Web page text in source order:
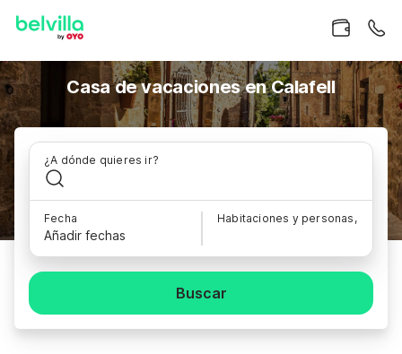
Casa de vacaciones en Calafell
¿A dónde quieres ir?
Fecha
Añadir fechas
Habitaciones y personas,
Buscar